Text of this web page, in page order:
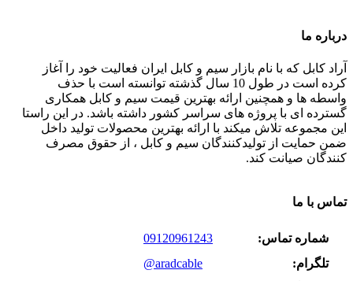
درباره ما
آراد کابل که با نام بازار سیم و کابل ایران فعالیت خود را آغاز
کرده است در طول 10 سال گذشته توانسته است با حذف
واسطه ها و همچنین ارائه بهترین قیمت سیم و کابل همکاری
گسترده ای با پروژه های سراسر کشور داشته باشد. در این راستا
این مجموعه تلاش میکند با ارائه بهترین محصولات تولید داخل
ضمن حمایت از تولیدکنندگان سیم و کابل ، از حقوق مصرف
کنندگان صیانت کند.
تماس با ما
شماره تماس:
09120961243
تلگرام:
@aradcable